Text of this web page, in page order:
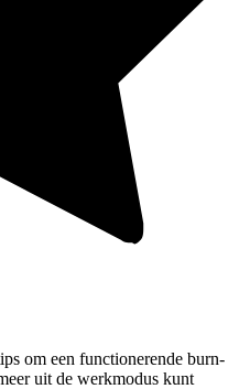
om een functionerende burn-
uit de werkmodus kunt